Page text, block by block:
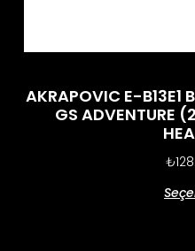
AKRAPOVIC E-B13E1
GS ADVENTURE
₺